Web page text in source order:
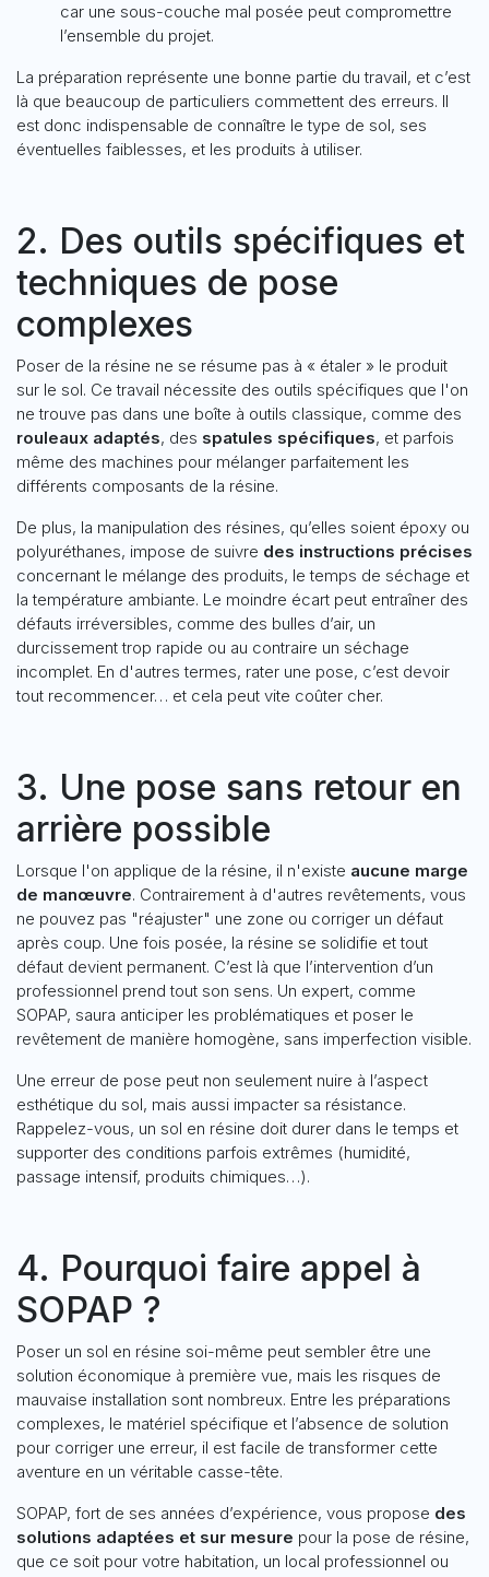
car une sous-couche mal posée peut compromettre
l’ensemble du projet.
La préparation représente une bonne partie du travail, et c’est
là que beaucoup de particuliers commettent des erreurs. Il
est donc indispensable de connaître le type de sol, ses
éventuelles faiblesses, et les produits à utiliser.
2. Des outils spécifiques et
techniques de pose
complexes
Poser de la résine ne se résume pas à « étaler » le produit
sur le sol. Ce travail nécessite des outils spécifiques que l'on
ne trouve pas dans une boîte à outils classique, comme des
rouleaux adaptés, des spatules spécifiques, et parfois
même des machines pour mélanger parfaitement les
différents composants de la résine.
De plus, la manipulation des résines, qu’elles soient époxy ou
polyuréthanes, impose de suivre des instructions précises
concernant le mélange des produits, le temps de séchage et
la température ambiante. Le moindre écart peut entraîner des
défauts irréversibles, comme des bulles d’air, un
durcissement trop rapide ou au contraire un séchage
incomplet. En d'autres termes, rater une pose, c’est devoir
tout recommencer… et cela peut vite coûter cher.
3. Une pose sans retour en
arrière possible
Lorsque l'on applique de la résine, il n'existe aucune marge
de manœuvre. Contrairement à d'autres revêtements, vous
ne pouvez pas "réajuster" une zone ou corriger un défaut
après coup. Une fois posée, la résine se solidifie et tout
défaut devient permanent. C’est là que l’intervention d’un
professionnel prend tout son sens. Un expert, comme
SOPAP, saura anticiper les problématiques et poser le
revêtement de manière homogène, sans imperfection visible.
Une erreur de pose peut non seulement nuire à l’aspect
esthétique du sol, mais aussi impacter sa résistance.
Rappelez-vous, un sol en résine doit durer dans le temps et
supporter des conditions parfois extrêmes (humidité,
passage intensif, produits chimiques…).
4. Pourquoi faire appel à
SOPAP ?
Poser un sol en résine soi-même peut sembler être une
solution économique à première vue, mais les risques de
mauvaise installation sont nombreux. Entre les préparations
complexes, le matériel spécifique et l’absence de solution
pour corriger une erreur, il est facile de transformer cette
aventure en un véritable casse-tête.
SOPAP, fort de ses années d’expérience, vous propose des
solutions adaptées et sur mesure pour la pose de résine,
que ce soit pour votre habitation, un local professionnel ou